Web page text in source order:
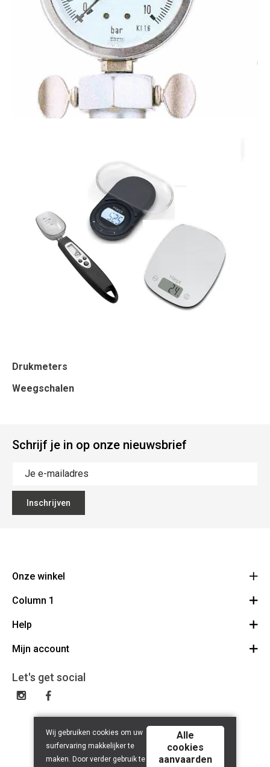
Drukmeters
Weegschalen
Schrijf je in op onze nieuwsbrief
Inschrijven
Onze winkel
BMS Champetterke
8520 Kuurne
056 71 46 65
Column 1
Bestelling herroepen
Help
Demonstraties
Contact
FAQ
Privacy policy
Mijn account
Inloggen / Registreren
Mijn verlanglijst
Let's get social
Wij gebruiken cookies om uw
surfervaring makkelijker te
maken. Door verder gebruik te
Alle
cookies
aanvaarden